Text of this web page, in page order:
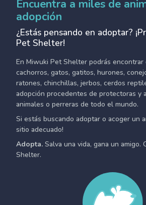
Encuentra a miles de
adopción
¿Estás pensando en adoptar?
Pet Shelter!
En Miwuki Pet Shelter podrás encontrar
cachorros, gatos, gatitos, hurones,
ratones, chinchillas, jerbos, cerdos
adopción procedentes de protectoras y
animales o perreras de todo el mundo.
Si estás buscando adoptar o acoger un
sitio adecuado!
Adopta. Salva una vida, gana un amigo.
Shelter.